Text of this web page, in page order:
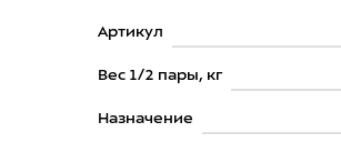
Артикул
Вес 1/2 пары, кг
Назначение